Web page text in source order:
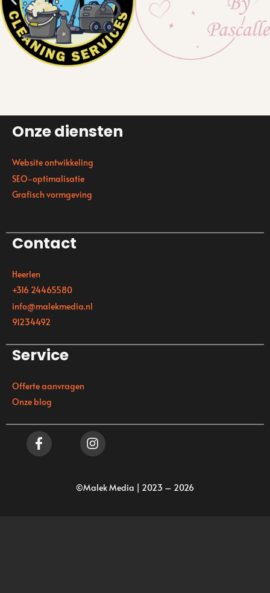
Onze diensten
Website ontwikkeling
SEO-optimalisatie
Grafisch vormgeving
Contact
Heerlen
+316 24465580
info@malekmedia.nl
91234492
Service
Offerte aanvragen
Onze blog
©Malek Media | 2023 – 2026